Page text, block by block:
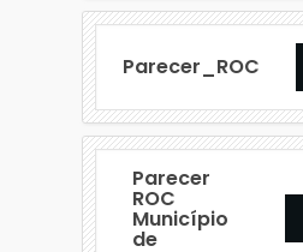
Parecer_ROC
Parecer
ROC
Município
de